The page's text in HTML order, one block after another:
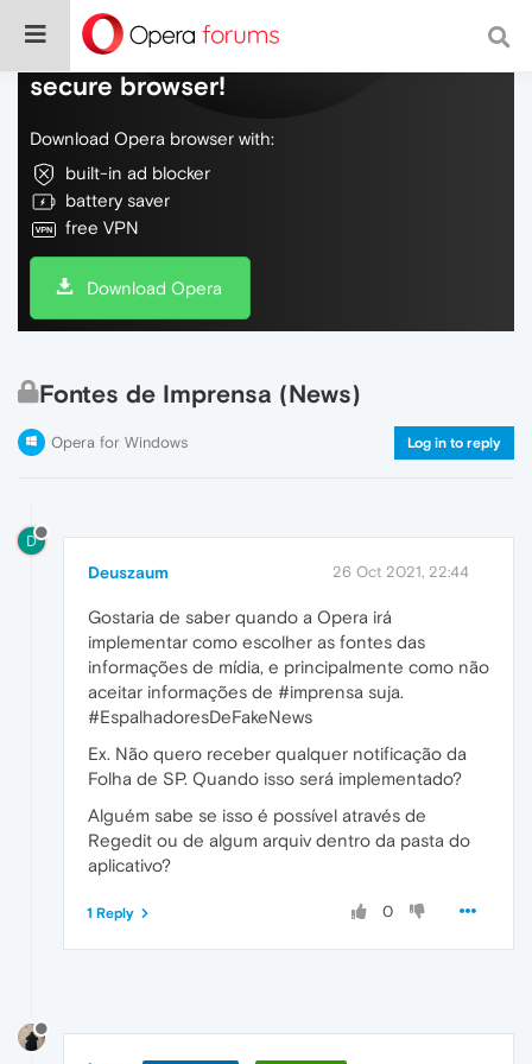
Do more on the web, with a fast and
secure browser!
Download Opera browser with:
built-in ad blocker
battery saver
free VPN
Download Opera
Fontes de Imprensa (News)
Opera for Windows Log in to reply
D
Deuszaum 26 Oct 2021, 22:44
Gostaria de saber quando a Opera irá
implementar como escolher as fontes das
informações de mídia, e principalmente como não
aceitar informações de #imprensa suja.
#EspalhadoresDeFakeNews
Ex. Não quero receber qualquer notificação da
Folha de SP. Quando isso será implementado?
Alguém sabe se isso é possível através de
Regedit ou de algum arquiv dentro da pasta do
aplicativo?
0
1 Reply